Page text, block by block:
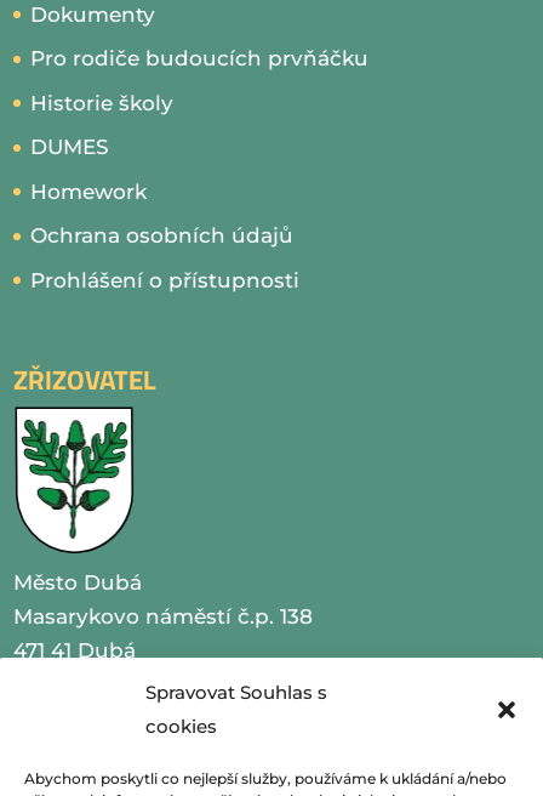
Spravovat Souhlas s
cookies
Abychom poskytli co nejlepší služby, používáme k ukládání a/nebo
Dokumenty
Pro rodiče budoucích prvňáčku
Historie školy
DUMES
Homework
Ochrana osobních údajů
Prohlášení o přístupnosti
ZŘIZOVATEL
Město Dubá
Masarykovo náměstí č.p. 138
471 41 Dubá
IČO 00260479